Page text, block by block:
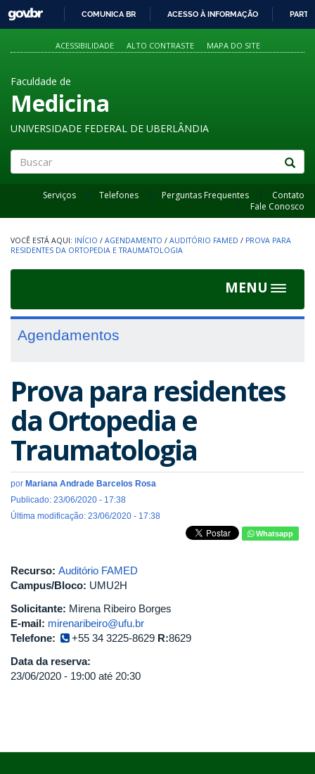
PARA
O
GOVBR
COMUNICA BR ACESSO À INFORMAÇÃO
ACESSIBILIDADE ALTO CONTRASTE MAPA DO SITE
Faculdade de
Medicina
UNIVERSIDADE FEDERAL DE UBERLÂNDIA
Serviços Telefones Perguntas Frequentes
Contato
Fale Conosco
INÍCIO / AGENDAMENTO / AUDITÓRIO FAMED / PROVA PARA
RESIDENTES DA ORTOPEDIA E TRAUMATOLOGIA
MENU
Toggle
Agendamentos
Prova para residentes
da Ortopedia e
Traumatologia
por Mariana Andrade Barcelos Rosa
Publicado: 23/06/2020 - 17:38
Última modificação: 23/06/2020 - 17:38
Whatsapp
Recurso: Auditório FAMED
Campus/Bloco: UMU2H
Solicitante: Mirena Ribeiro Borges
E-mail: mirenaribeiro@ufu.br
Telefone:
+55 34 3225-8629 R:8629
Data da reserva:
23/06/2020 - 19:00 até 20:30